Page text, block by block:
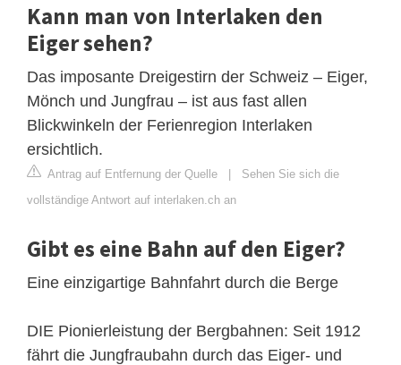
Kann man von Interlaken den
Eiger sehen?
Das imposante Dreigestirn der Schweiz – Eiger,
Mönch und Jungfrau – ist aus fast allen
Blickwinkeln der Ferienregion Interlaken
ersichtlich.
Antrag auf Entfernung der Quelle | Sehen Sie sich die
vollständige Antwort auf interlaken.ch an
Gibt es eine Bahn auf den Eiger?
Eine einzigartige Bahnfahrt durch die Berge
DIE Pionierleistung der Bergbahnen: Seit 1912
fährt die Jungfraubahn durch das Eiger- und